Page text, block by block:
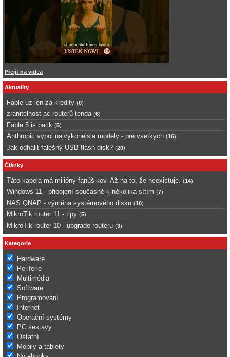
Přejít na videa
Aktuality
Fable uz len za kredity (0)
zranitelnost ac routerů tenda (6)
Fable 5 is back (5)
Anthropic vypol najvykonejsie modely - pre vsetkych (16)
Jak odhalit falešný USB flash disk? (20)
Články
Táto kapela má milióny fanúšikov. Až na to, že neexistuje. (14)
Windows 11 - připojení současně k několika sítím (7)
NAS QNAP - výměna systémového disku (10)
MikroTik router 11 - tipy (5)
MikroTik router 10 - upgrade routeru (3)
Kategorie
Hardware
Periferie
Multimédia
Software
Programování
Internet
Operační systémy
PC sestavy
Ostatní
Mobily a tablety